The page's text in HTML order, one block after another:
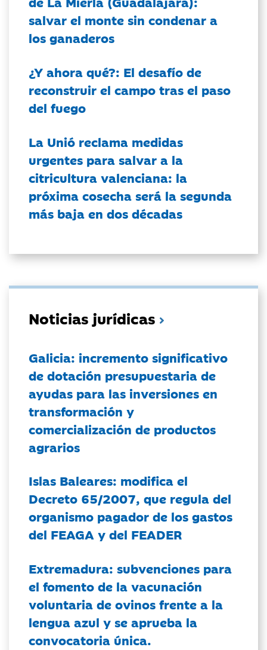
salvar el monte sin condenar a
los ganaderos
¿Y ahora qué?: El desafío de
reconstruir el campo tras el paso
del fuego
La Unió reclama medidas
urgentes para salvar a la
citricultura valenciana: la
próxima cosecha será la segunda
más baja en dos décadas
Noticias jurídicas
Galicia: incremento significativo
de dotación presupuestaria de
ayudas para las inversiones en
transformación y
comercialización de productos
agrarios
Islas Baleares: modifica el
Decreto 65/2007, que regula del
organismo pagador de los gastos
del FEAGA y del FEADER
Extremadura: subvenciones para
el fomento de la vacunación
voluntaria de ovinos frente a la
lengua azul y se aprueba la
convocatoria única.